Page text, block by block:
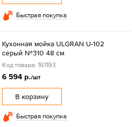
Быстрая покупка
Кухонная мойка ULGRAN U-102
серый №310 48 см
Код товара: 161193
6 594 р./шт
В корзину
Быстрая покупка